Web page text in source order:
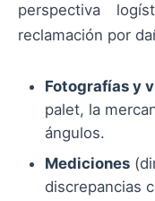
perspectiva
reclamación por
Fotografías y
palet, la
ángulos.
Mediciones
discrepancias